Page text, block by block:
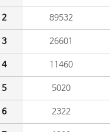
2 89532
3 26601
4 11460
5 5020
6 2322